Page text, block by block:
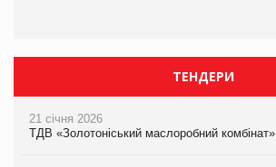
ТЕНДЕРИ
21 січня 2026
ТДВ «Золотоніський маслоробний комбінат»